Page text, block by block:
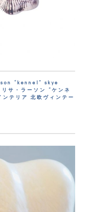
“kennel” skye
サ・ラーソン “ケンネ
テリア 北欧ヴィンテー